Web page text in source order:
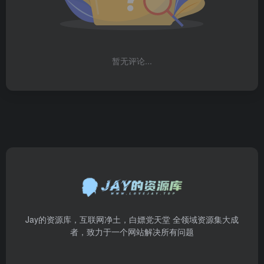
暂无评论...
Jay的资源库，互联网净土，白嫖党天堂 全领域资源集大成
者，致力于一个网站解决所有问题